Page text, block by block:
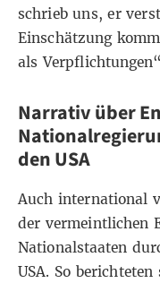
schrieb uns, er
Einschätzung
als
Narrativ über
den USA
Auch international
der vermeintlichen
Nationalstaaten
USA. So